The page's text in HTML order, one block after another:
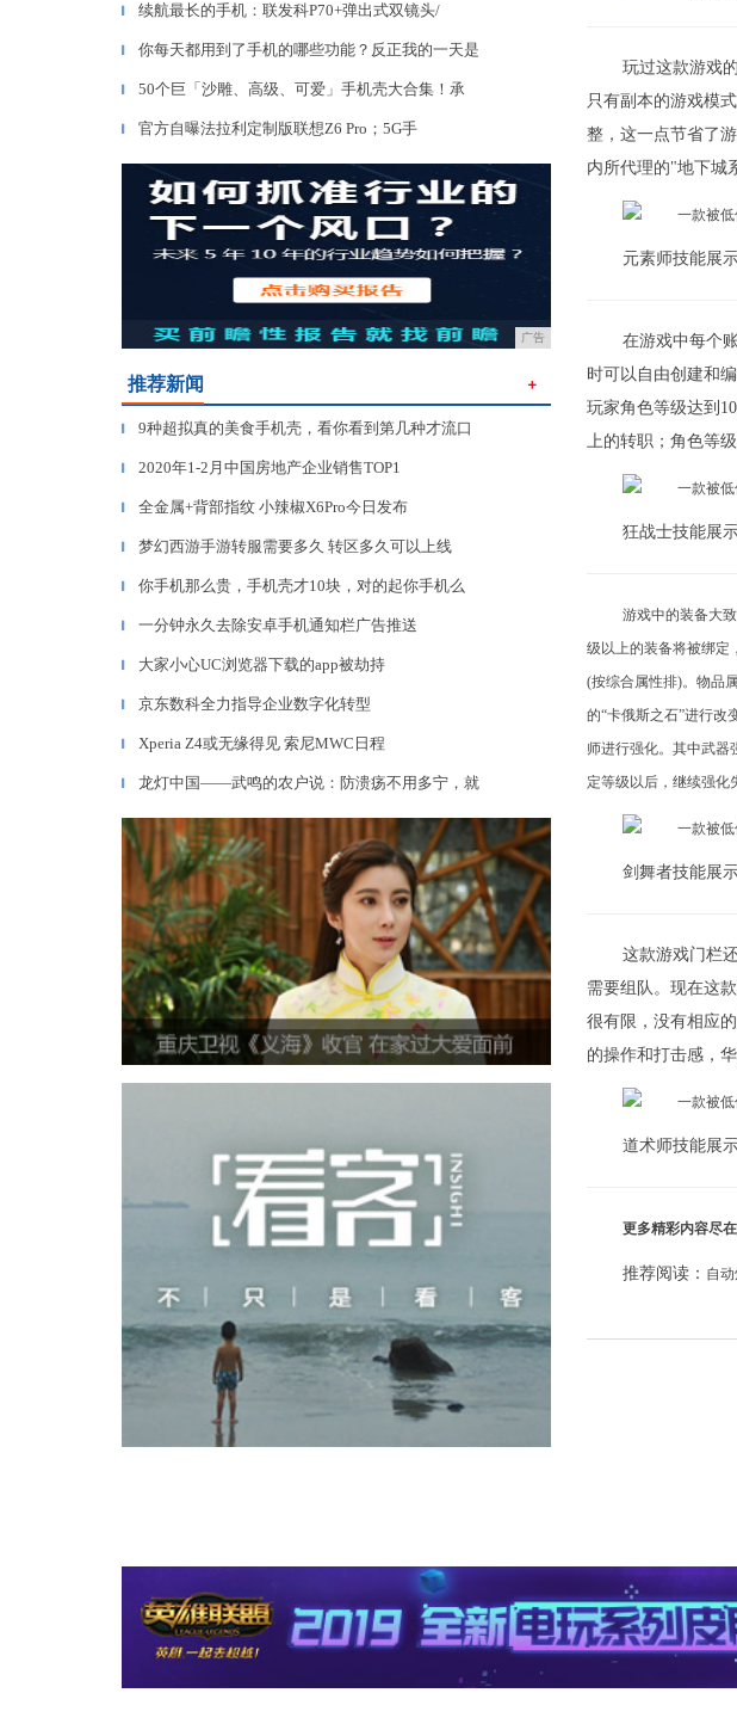
▎ 续航最长的手机：联发科P70+弹出式双镜头/
▎ 你每天都用到了手机的哪些功能？反正我的一天是
▎ 50个巨「沙雕、高级、可爱」手机壳大合集！承
▎ 官方自曝法拉利定制版联想Z6 Pro；5G手
广告
推荐新闻 ＋
▎ 9种超拟真的美食手机壳，看你看到第几种才流口
▎ 2020年1-2月中国房地产企业销售TOP1
▎ 全金属+背部指纹 小辣椒X6Pro今日发布
▎ 梦幻西游手游转服需要多久 转区多久可以上线
▎ 你手机那么贵，手机壳才10块，对的起你手机么
▎ 一分钟永久去除安卓手机通知栏广告推送
▎ 大家小心UC浏览器下载的app被劫持
▎ 京东数科全力指导企业数字化转型
▎ Xperia Z4或无缘得见 索尼MWC日程
▎ 龙灯中国——武鸣的农户说：防溃疡不用多宁，就
玩过这款游戏
只有副本的游戏模
整，这一点节省了
内所代理的"地下城
元素师技能展
在游戏中每个
时可以自由创建和
玩家角色等级达到
上的转职；角色等
狂战士技能展
游戏中的装备大
级以上的装备将被绑定
(按综合属性排)。 物品
的“卡俄斯之石”进行改
师进行强化。其中武
定等级以后，继续强化
剑舞者技能展
这款游戏门栏
需要组队。现在这
很有限，没有相应
的操作和打击感，
道术师技能展
更多精彩内容尽
推荐阅读： 自